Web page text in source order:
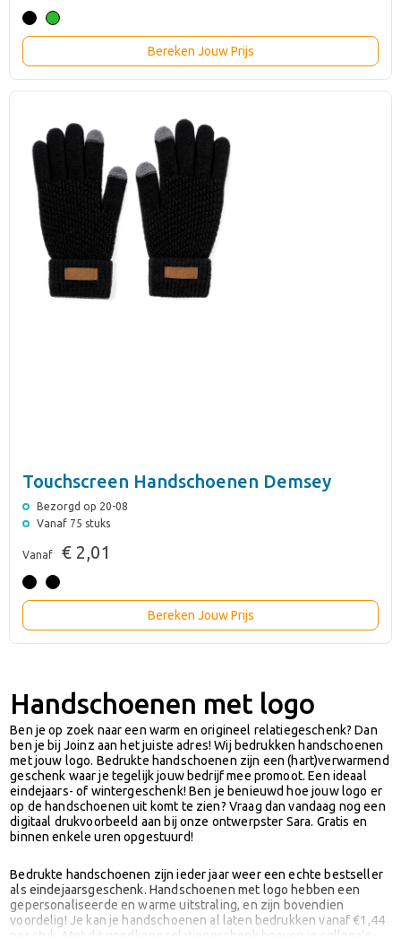
Bereken Jouw Prijs
Touchscreen Handschoenen Demsey
Bezorgd op 20-08
Vanaf 75 stuks
Vanaf € 2,01
Bereken Jouw Prijs
Handschoenen met logo
Ben je op zoek naar een warm en origineel relatiegeschenk? Dan
ben je bij Joinz aan het juiste adres! Wij bedrukken handschoenen
met jouw logo. Bedrukte handschoenen zijn een (hart)verwarmend
geschenk waar je tegelijk jouw bedrijf mee promoot. Een ideaal
eindejaars- of wintergeschenk! Ben je benieuwd hoe jouw logo er
op de handschoenen uit komt te zien? Vraag dan vandaag nog een
digitaal drukvoorbeeld aan bij onze ontwerpster Sara. Gratis en
binnen enkele uren opgestuurd!
Bedrukte handschoenen zijn ieder jaar weer een echte bestseller
als eindejaarsgeschenk. Handschoenen met logo hebben een
gepersonaliseerde en warme uitstraling, en zijn bovendien
voordelig! Je kan je handschoenen al laten bedrukken vanaf €1,44
per stuk. Met dit goedkope relatiegeschenk hoeven je collega’s